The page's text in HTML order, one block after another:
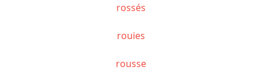
rossés
rouies
rousse